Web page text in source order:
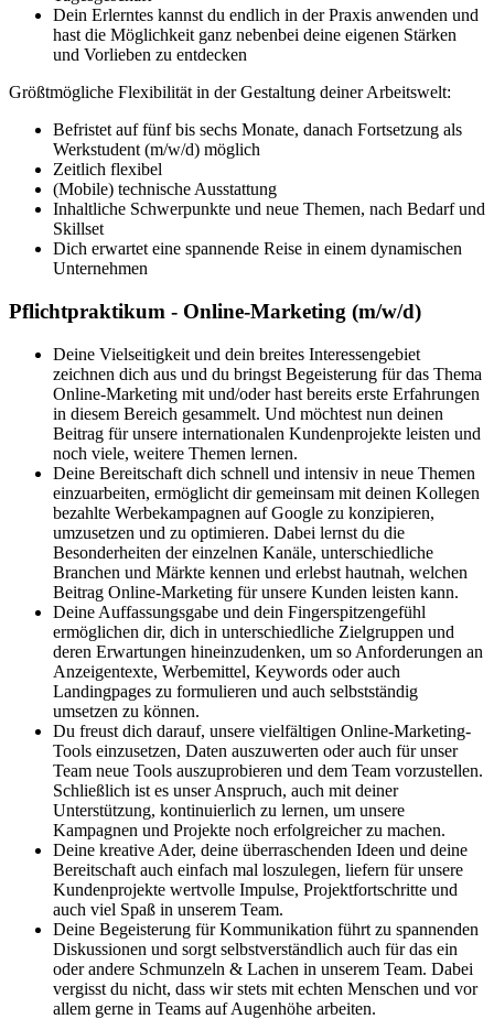
Dein Erlerntes kannst du endlich in der Praxis anwenden und
hast die Möglichkeit ganz nebenbei deine eigenen Stärken
und Vorlieben zu entdecken
Größtmögliche Flexibilität in der Gestaltung deiner Arbeitswelt:
Befristet auf fünf bis sechs Monate, danach Fortsetzung als
Werkstudent (m/w/d) möglich
Zeitlich flexibel
(Mobile) technische Ausstattung
Inhaltliche Schwerpunkte und neue Themen, nach Bedarf und
Skillset
Dich erwartet eine spannende Reise in einem dynamischen
Unternehmen
Pflichtpraktikum - Online-Marketing (m/w/d)
Deine Vielseitigkeit und dein breites Interessengebiet
zeichnen dich aus und du bringst Begeisterung für das Thema
Online-Marketing mit und/oder hast bereits erste Erfahrungen
in diesem Bereich gesammelt. Und möchtest nun deinen
Beitrag für unsere internationalen Kundenprojekte leisten und
noch viele, weitere Themen lernen.
Deine Bereitschaft dich schnell und intensiv in neue Themen
einzuarbeiten, ermöglicht dir gemeinsam mit deinen Kollegen
bezahlte Werbekampagnen auf Google zu konzipieren,
umzusetzen und zu optimieren. Dabei lernst du die
Besonderheiten der einzelnen Kanäle, unterschiedliche
Branchen und Märkte kennen und erlebst hautnah, welchen
Beitrag Online-Marketing für unsere Kunden leisten kann.
Deine Auffassungsgabe und dein Fingerspitzengefühl
ermöglichen dir, dich in unterschiedliche Zielgruppen und
deren Erwartungen hineinzudenken, um so Anforderungen an
Anzeigentexte, Werbemittel, Keywords oder auch
Landingpages zu formulieren und auch selbstständig
umsetzen zu können.
Du freust dich darauf, unsere vielfältigen Online-Marketing-
Tools einzusetzen, Daten auszuwerten oder auch für unser
Team neue Tools auszuprobieren und dem Team vorzustellen.
Schließlich ist es unser Anspruch, auch mit deiner
Unterstützung, kontinuierlich zu lernen, um unsere
Kampagnen und Projekte noch erfolgreicher zu machen.
Deine kreative Ader, deine überraschenden Ideen und deine
Bereitschaft auch einfach mal loszulegen, liefern für unsere
Kundenprojekte wertvolle Impulse, Projektfortschritte und
auch viel Spaß in unserem Team.
Deine Begeisterung für Kommunikation führt zu spannenden
Diskussionen und sorgt selbstverständlich auch für das ein
oder andere Schmunzeln & Lachen in unserem Team. Dabei
vergisst du nicht, dass wir stets mit echten Menschen und vor
allem gerne in Teams auf Augenhöhe arbeiten.